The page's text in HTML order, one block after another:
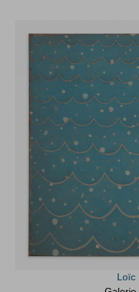
Loïc